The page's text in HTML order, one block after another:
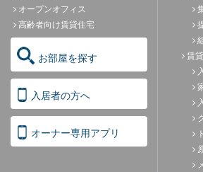
オープンオフィス
高齢者向け賃貸住宅
お部屋を探す
入居者の方へ
オーナー専用アプリ
賃